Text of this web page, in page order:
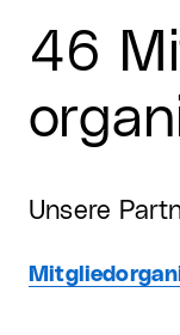
46
Unsere